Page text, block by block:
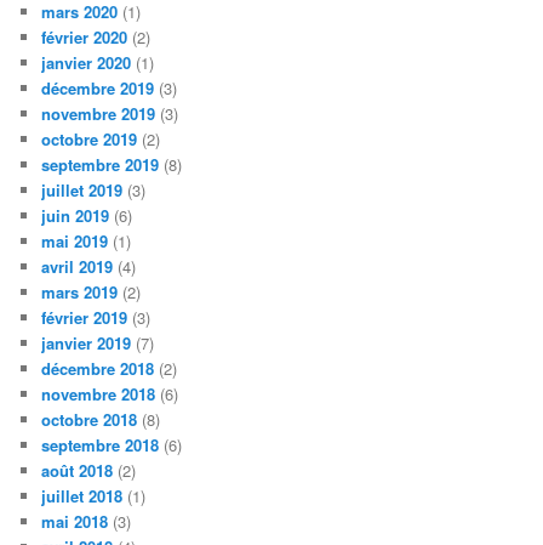
mars 2020 (1)
février 2020 (2)
janvier 2020 (1)
décembre 2019 (3)
novembre 2019 (3)
octobre 2019 (2)
septembre 2019 (8)
juillet 2019 (3)
juin 2019 (6)
mai 2019 (1)
avril 2019 (4)
mars 2019 (2)
février 2019 (3)
janvier 2019 (7)
décembre 2018 (2)
novembre 2018 (6)
octobre 2018 (8)
septembre 2018 (6)
août 2018 (2)
juillet 2018 (1)
mai 2018 (3)